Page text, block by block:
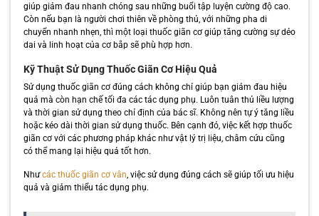
giúp giảm đau nhanh chóng sau những buổi tập luyện cường độ cao.
Còn nếu bạn là người chơi thiên về phòng thủ, với những pha di
chuyển nhanh nhẹn, thì một loại thuốc giãn cơ giúp tăng cường sự dẻo
dai và linh hoạt của cơ bắp sẽ phù hợp hơn.
Kỹ Thuật Sử Dụng Thuốc Giãn Cơ Hiệu Quả
Sử dụng thuốc giãn cơ đúng cách không chỉ giúp bạn giảm đau hiệu
quả mà còn hạn chế tối đa các tác dụng phụ. Luôn tuân thủ liều lượng
và thời gian sử dụng theo chỉ định của bác sĩ. Không nên tự ý tăng liều
hoặc kéo dài thời gian sử dụng thuốc. Bên cạnh đó, việc kết hợp thuốc
giãn cơ với các phương pháp khác như vật lý trị liệu, châm cứu cũng
có thể mang lại hiệu quả tốt hơn.
Nhưcác thuốc giãn cơ vân, việc sử dụng đúng cách sẽ giúp tối ưu hiệu
quả và giảm thiểu tác dụng phụ.